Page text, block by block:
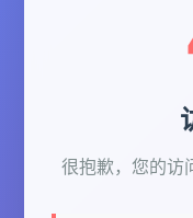
很抱歉，您的访